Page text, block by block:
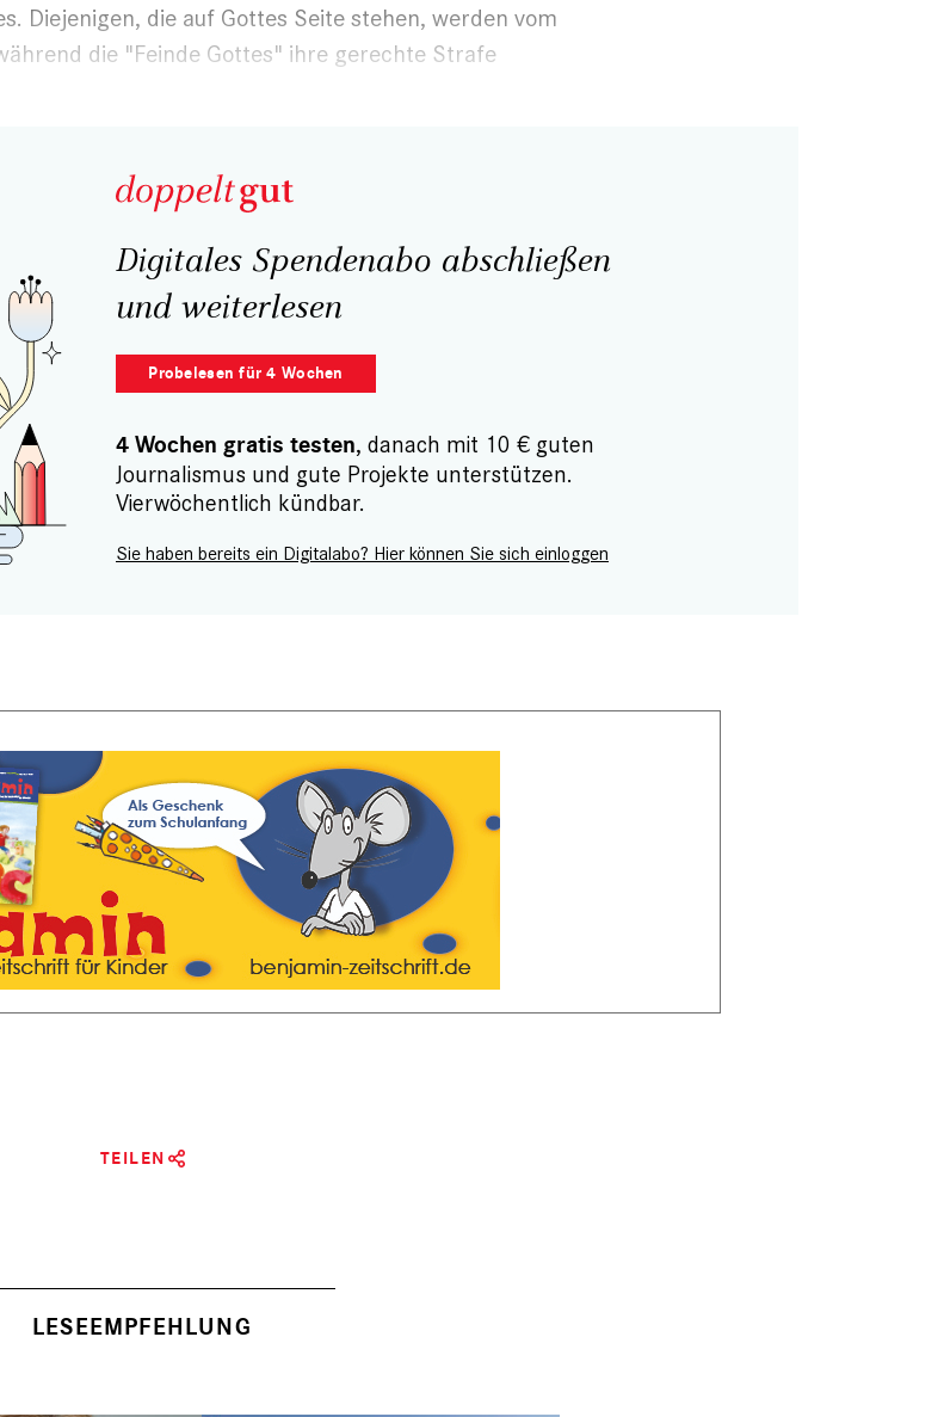
Diejenigen, die auf Gottes Seite stehen, werden vom
die "Feinde Gottes" ihre gerechte Strafe
Digitales Spendenabo abschließen
und weiterlesen
Probelesen für 4 Wochen
4 Wochen gratis testen, danach mit 10 € guten
Journalismus und gute Projekte unterstützen.
Vierwöchentlich kündbar.
Sie haben bereits ein Digitalabo? Hier können Sie sich einloggen
TEILEN
LESEEMPFEHLUNG